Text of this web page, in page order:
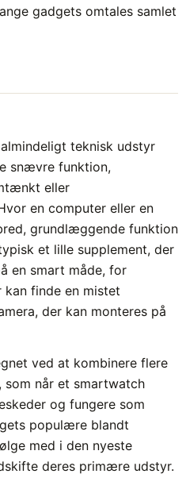
gadgets omtales samlet
teknisk udstyr
snævre funktion,
eller
en computer eller en
grundlæggende funktion
et lille supplement, der
en smart måde, for
kan finde en mistet
der kan monteres på
ved at kombinere flere
når et smartwatch
og fungere som
populære blandt
med i den nyeste
deres primære udstyr.